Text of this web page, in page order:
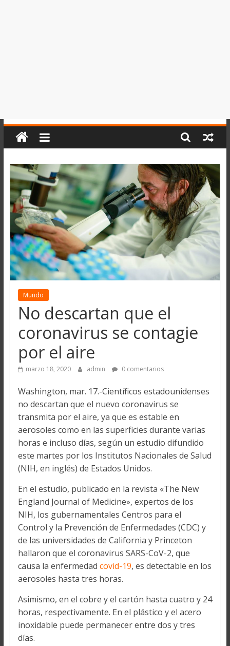
Mundo
No descartan que el
coronavirus se contagie
por el aire
marzo 18, 2020 admin 0 comentarios
Washington, mar. 17.-Científicos estadounidenses
no descartan que el nuevo coronavirus se
transmita por el aire, ya que es estable en
aerosoles como en las superficies durante varias
horas e incluso días, según un estudio difundido
este martes por los Institutos Nacionales de Salud
(NIH, en inglés) de Estados Unidos.
En el estudio, publicado en la revista «The New
England Journal of Medicine», expertos de los
NIH, los gubernamentales Centros para el
Control y la Prevención de Enfermedades (CDC) y
de las universidades de California y Princeton
hallaron que el coronavirus SARS-CoV-2, que
causa la enfermedad covid-19, es detectable en los
aerosoles hasta tres horas.
Asimismo, en el cobre y el cartón hasta cuatro y 24
horas, respectivamente. En el plástico y el acero
inoxidable puede permanecer entre dos y tres
días.